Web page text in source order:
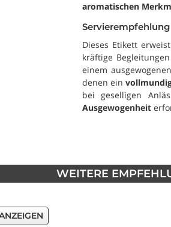
aromatischen
Servierempfehlung
Dieses Etikett
kräftige
einem
denen ein
bei geselligen
Ausgewogenheit
WEITERE